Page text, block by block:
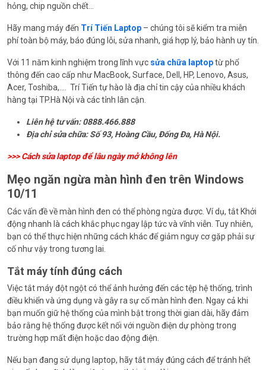
hỏng, chip nguồn chết…
Hãy mang máy đến Trí Tiến Laptop – chúng tôi sẽ kiểm tra miễn
phí toàn bộ máy, báo đúng lỗi, sửa nhanh, giá hợp lý, bảo hành uy tín.
Với 11 năm kinh nghiệm trong lĩnh vực sửa chữa laptoptừ phổ
thông đến cao cấp như MacBook, Surface, Dell, HP, Lenovo, Asus,
Acer, Toshiba,…. Trí Tiến tự hào là địa chỉ tin cậy của nhiều khách
hàng tại TP.Hà Nội và các tỉnh lân cận.
Liên hệ tư vấn: 0888.466.888
Địa chỉ sửa chữa: Số 93, Hoàng Cầu, Đống Đa, Hà Nội.
>>>Cách sửa laptop để lâu ngày mở không lên
Mẹo ngăn ngừa màn hình đen trên Windows
10/11
Các vấn đề về màn hình đen có thể phòng ngừa được. Ví dụ, tắt Khởi
động nhanh là cách khắc phục ngay lập tức và vĩnh viễn. Tuy nhiên,
bạn có thể thực hiện những cách khác để giảm nguy cơ gặp phải sự
cố như vậy trong tương lai.
Tắt máy tính đúng cách
Việc tắt máy đột ngột có thể ảnh hưởng đến các tệp hệ thống, trình
điều khiển và ứng dụng và gây ra sự cố màn hình đen. Ngay cả khi
bạn muốn giữ hệ thống của mình bật trong thời gian dài, hãy đảm
bảo rằng hệ thống được kết nối với nguồn điện dự phòng trong
trường hợp mất điện hoặc dao động điện.
Nếu bạn đang sử dụng laptop, hãy tắt máy đúng cách để tránh hết